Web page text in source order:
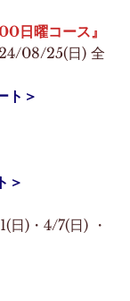
日曜コース』
08/25(日) 全
ト＞
＞
日)・4/7(日) ・